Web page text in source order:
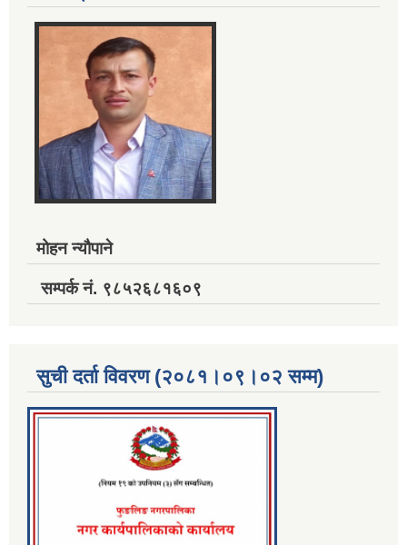
मोहन न्यौपाने
सम्पर्क नं. ९८५२६८१६०९
सुची दर्ता विवरण (२०८१।०९।०२ सम्म)